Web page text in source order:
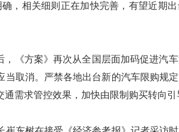
，相关细则正在加快完善，有望近期
《方案》再次从全国层面加码促进汽
当取消。严禁各地出台新的汽车限购规
需求管控效果，加快由限制购买转向引